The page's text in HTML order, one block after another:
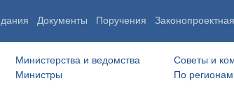
Документы Поручения
Министерства и ведомства
Министры
Советы и
По регионам